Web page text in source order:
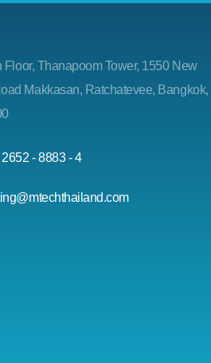
Floor, Thanapoom Tower, 1550 New
Makkasan, Ratchatevee, Bangkok,
- 8883 - 4